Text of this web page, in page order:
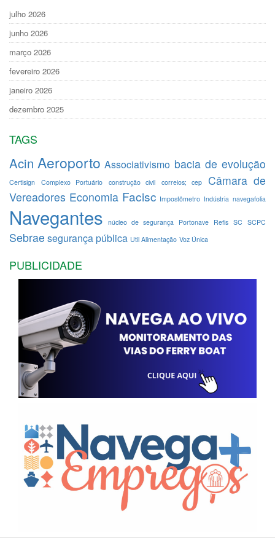
julho 2026
junho 2026
março 2026
fevereiro 2026
janeiro 2026
dezembro 2025
TAGS
Acin Aeroporto Associativismo bacia de evolução
Certisign Complexo Portuário construção civil correios; cep
Câmara de
Vereadores Economia Facisc Impostômetro Indústria navegafolia
Navegantes núcleo de segurança Portonave Refis SC SCPC
Sebrae segurança pública Util Alimentação Voz Única
PUBLICIDADE